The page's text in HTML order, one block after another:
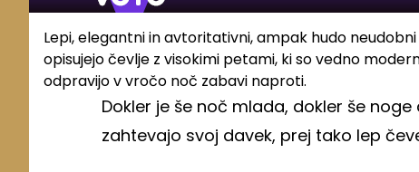
Lepi, elegantni in avtoritativni, ampak hudo
opisujejo čevlje z visokimi petami, ki so vedno
odpravijo v vročo noč zabavi naproti.
Dokler je še noč mlada, dokler še
zahtevajo svoj davek, prej tako lep